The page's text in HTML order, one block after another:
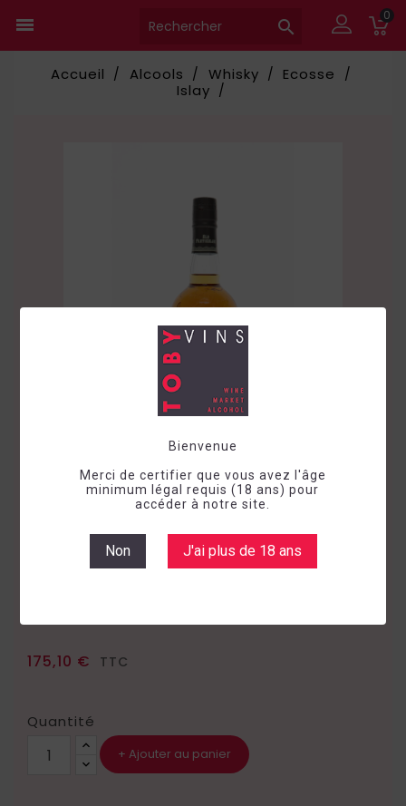
Bienvenue
Merci de certifier que vous avez l'âge
minimum légal requis (18 ans) pour
accéder à notre site.
Non J'ai plus de 18 ans
 
0
Accueil Alcools Whisky
Ecosse
Islay
WHISKY DOUGLAS LAING'S OLD
PARTICULAR PORT CHARLOTTE 10
175,10 € TTC
Quantité
Ajouter au panier